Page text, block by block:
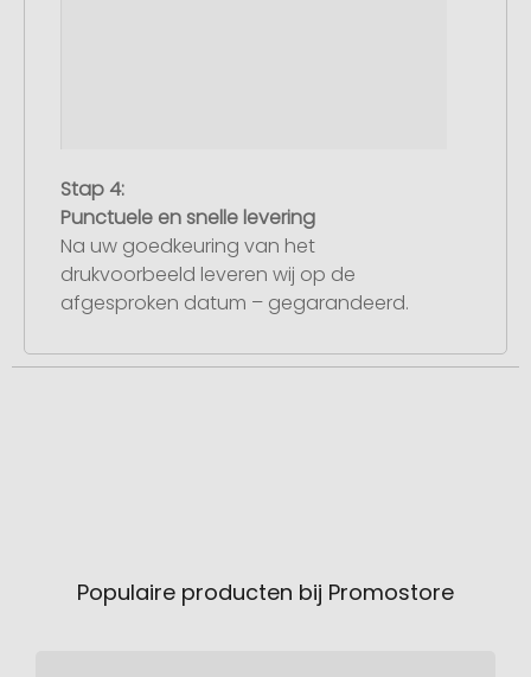
Stap 4:
Punctuele en snelle levering
Na uw goedkeuring van het
drukvoorbeeld leveren wij op de
afgesproken datum – gegarandeerd.
Populaire producten bij Promostore